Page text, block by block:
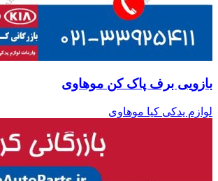
بازویی برف پاک کن موهاوی
لوازم یدکی کیا موهاوی